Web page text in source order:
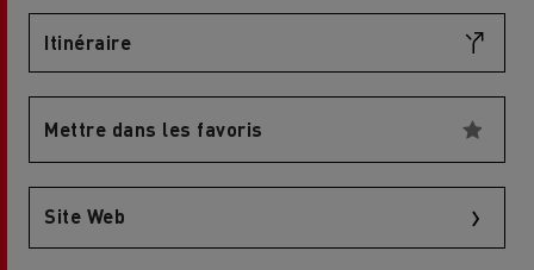
Itinéraire
Mettre dans les favoris
Site Web